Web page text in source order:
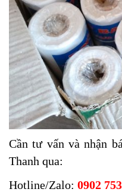
Cần tư vấn và nhận
Thanh qua:
Hotline/Zalo: 0902